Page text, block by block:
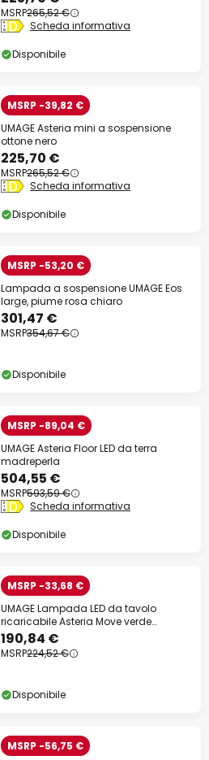
MSRP265,52 €
Scheda informativa
Disponibile
MSRP -39,82 €
UMAGE Asteria mini a sospensione
ottone nero
225,70 €
MSRP265,52 €
Scheda informativa
Disponibile
MSRP -53,20 €
Lampada a sospensione UMAGE Eos
large, piume rosa chiaro
301,47 €
MSRP354,67 €
Disponibile
MSRP -89,04 €
UMAGE Asteria Floor LED da terra
madreperla
504,55 €
MSRP593,59 €
Scheda informativa
Disponibile
MSRP -33,68 €
UMAGE Lampada LED da tavolo
ricaricabile Asteria Move verde
bosco/ottone 31cm
190,84 €
MSRP224,52 €
Disponibile
MSRP -56,75 €